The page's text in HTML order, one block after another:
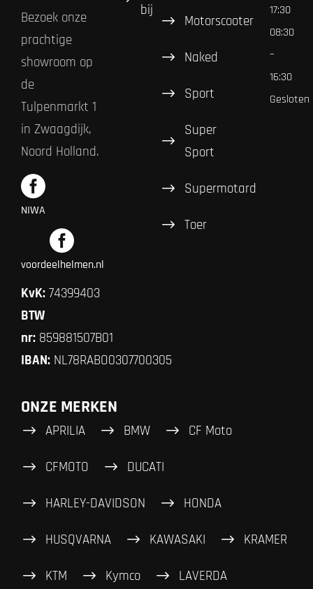
Bezoek onze
prachtige
showroom op
de
Tulpenmarkt 1
in Zwaagdijk,
Noord Holland.
NIWA
voordeelhelmen.nl
KvK: 74399403
BTW
nr: 859881507B01
IBAN: NL78RABO0307700305
bij
Motorscooter
Naked
Sport
Super
Sport
Supermotard
Toer
17:30
08:30
–
16:30
Gesloten
ONZE MERKEN
APRILIA BMW CF Moto
CFMOTO DUCATI
HARLEY-DAVIDSON HONDA
HUSQVARNA KAWASAKI KRAMER
KTM Kymco LAVERDA